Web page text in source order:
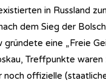
in Russland
dem Sieg der
gründete eine „Freie
Treffpunkte
noch offizielle